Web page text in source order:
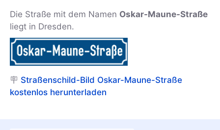
Die Straße mit dem Namen Oskar-Maune-Straße
liegt in Dresden.
🪧 Straßenschild-Bild Oskar-Maune-Straße
kostenlos herunterladen